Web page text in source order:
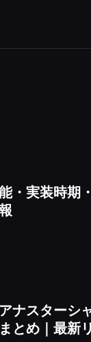
・実装時期
ナスターシ
とめ｜最新